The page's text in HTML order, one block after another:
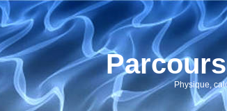
Physique,